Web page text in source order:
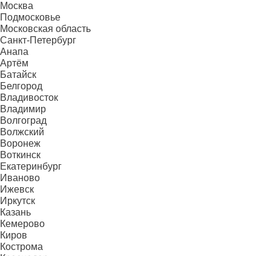
Москва
Подмосковье
Московская область
Санкт-Петербург
Анапа
Артём
Батайск
Белгород
Владивосток
Владимир
Волгоград
Волжский
Воронеж
Воткинск
Екатеринбург
Иваново
Ижевск
Иркутск
Казань
Кемерово
Киров
Кострома